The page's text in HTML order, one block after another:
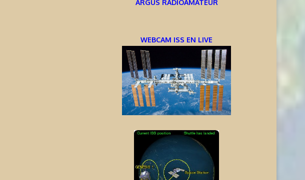
ARGUS RADIOAMATEUR
WEBCAM ISS EN LIVE